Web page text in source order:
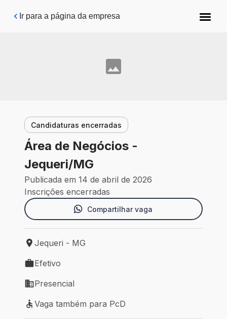
Pular para o conteúdo principal
Ir para a página da empresa
Candidaturas encerradas
Área de Negócios -
Jequeri/MG
Publicada em 14 de abril de 2026
Inscrições encerradas
Compartilhar vaga
Local de trabalho: Jequeri - MG
Jequeri - MG
Tipo de vaga: Efetivo
Efetivo
Modelo de trabalho: Presencial
Presencial
Vaga também para PcD
Vaga também para PcD